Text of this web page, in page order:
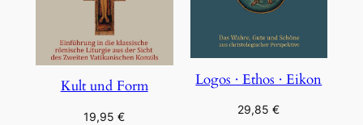
Kult und Form
19,95€
Logos · Ethos · Eikon
29,85€